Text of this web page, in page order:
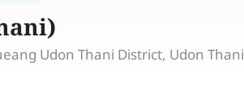
Udon Thani District, Udon Thani